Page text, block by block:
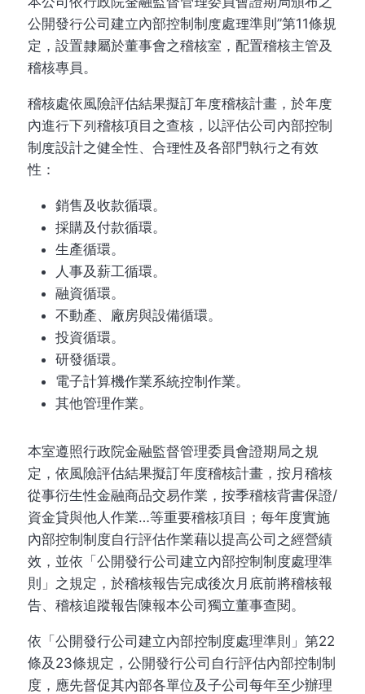
公開發行公司建立內部控制制度處理準則”第11條規
定，設置隸屬於董事會之稽核室，配置稽核主管及
稽核專員。
稽核處依風險評估結果擬訂年度稽核計畫，於年度
內進行下列稽核項目之查核，以評估公司內部控制
制度設計之健全性、合理性及各部門執行之有效
性：
銷售及收款循環。
採購及付款循環。
生產循環。
人事及薪工循環。
融資循環。
不動產、廠房與設備循環。
投資循環。
研發循環。
電子計算機作業系統控制作業。
其他管理作業。
本室遵照行政院金融監督管理委員會證期局之規
定，依風險評估結果擬訂年度稽核計畫，按月稽核
從事衍生性金融商品交易作業，按季稽核背書保證/
資金貸與他人作業…等重要稽核項目；每年度實施
內部控制制度自行評估作業藉以提高公司之經營績
效，並依「公開發行公司建立內部控制制度處理準
則」之規定，於稽核報告完成後次月底前將稽核報
告、稽核追蹤報告陳報本公司獨立董事查閱。
依「公開發行公司建立內部控制度處理準則」第22
條及23條規定，公開發行公司自行評估內部控制制
度，應先督促其內部各單位及子公司每年至少辦理